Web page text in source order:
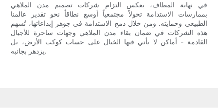
في نهاية المطاف، يعكس التزام شركات تصميم مدن الملاهي
بممارسات الاستدامة تحولاً مجتمعياً أوسع نطاقاً نحو تقدير عالمنا
الطبيعي وحمايته. ومن خلال دمج الاستدامة في جوهر إبداعاتها، تُسهم
هذه الشركات في ضمان بقاء مدن الملاهي وجهات ساحرة للأجيال
القادمة - أماكن لا يأتي فيها الخيال على حساب كوكب الأرض، بل
يزدهر بجانبه.